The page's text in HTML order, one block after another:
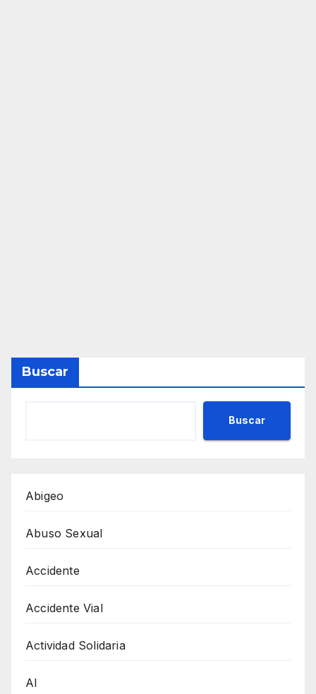
Buscar
Buscar
Abigeo
Abuso Sexual
Accidente
Accidente Vial
Actividad Solidaria
AI